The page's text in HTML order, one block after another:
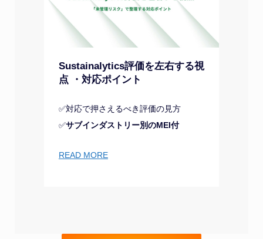
Sustainalytics評価を左右する視
点 ・対応ポイント
✅対応で押さえるべき評価の見方
✅サブインダストリー別のMEI付
READ MORE